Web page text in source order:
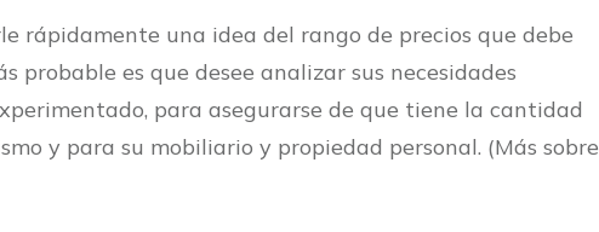
rápidamente una idea del rango de precios que debe
probable es que desee analizar sus necesidades
para asegurarse de que tiene la cantidad
y para su mobiliario y propiedad personal. (Más sobre